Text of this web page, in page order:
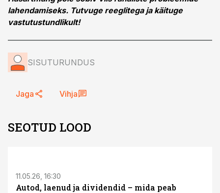
lahendamiseks. Tutvuge reeglitega ja käituge
vastutustundlikult!
SISUTURUNDUS
Jaga Vihja
SEOTUD LOOD
11.05.26, 16:30
Autod, laenud ja dividendid – mida peab